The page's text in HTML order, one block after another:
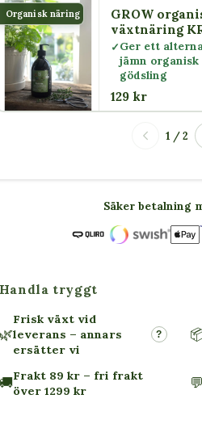
Organisk näring
GROW
växtnäring
500 ml –
Garden
Ger ett
jämn organisk
gödsling
129 kr
1 / 2
Säker betalning
Handla tryggt
🌿
Frisk växt vid
leverans – annars
ersätter vi
?
🚚Frakt 89 kr – fri frakt
över 1299 kr
💬